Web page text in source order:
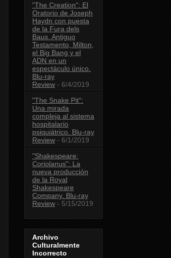
"The Creation": El
Oratorio de Joseph
Haydn con puesta
de la Fura dels
Baus. Antiguo
Testamento, Milton,
el Big Bang y el
ADN en un
espectáculo único.
Blu-ray
Review - 6/4/2019
"The Snake Pit":
Una mirada
compleja al sistema
hospitalario
psiquiátrico. Blu-ray
Review - 6/1/2019
"Shakespeare:
Coriolanus": La
nueva producción
de la Royal
Shakespeare
Company. Blu-ray
Review - 5/15/2019
Archivo
Culturalmente
Incorrecto